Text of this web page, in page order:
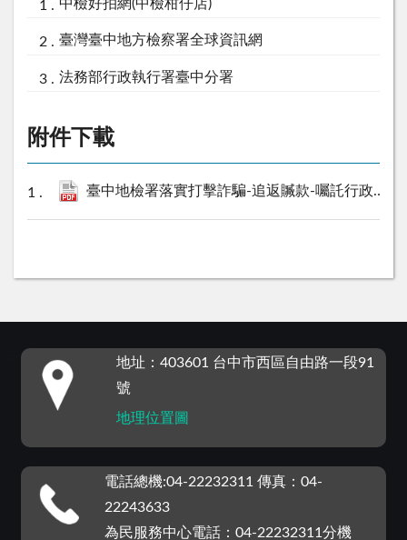
中檢好拍網(中檢柑仔店)
臺灣臺中地方檢察署全球資訊網
法務部行政執行署臺中分署
附件下載
臺中地檢署落實打擊詐騙-追返贓款-囑託行政執行署臺中分署進行偵查中變價拍賣.pdf
地址：403601 台中市西區自由路一段91
號
地理位置圖
電話總機:04-22232311 傳真：04-
22243633
為民服務中心電話：04-22232311分機